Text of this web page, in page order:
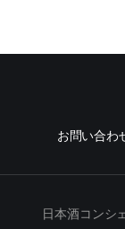
お問い合わ
日本酒コンシ